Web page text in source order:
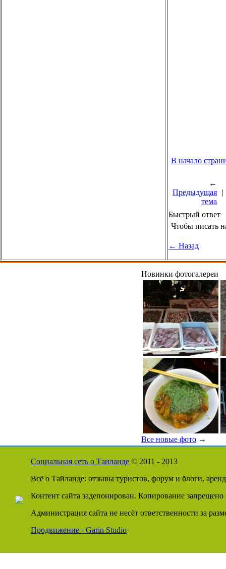
В начало
←
Предыдущая
тема
|
Быстрый ответ
Чтобы писать
← Назад
Новинки фотогалереи
Все новые фото →
Социальная сеть о Таиланде © 2011 - 2013
Всё о Тайланде: отзывы туристов, форум и блоги,
Контент сайта задепонирован. Копирование запрещено
Администрация сайта не несёт ответственности за
Продвижение - Garin Studio